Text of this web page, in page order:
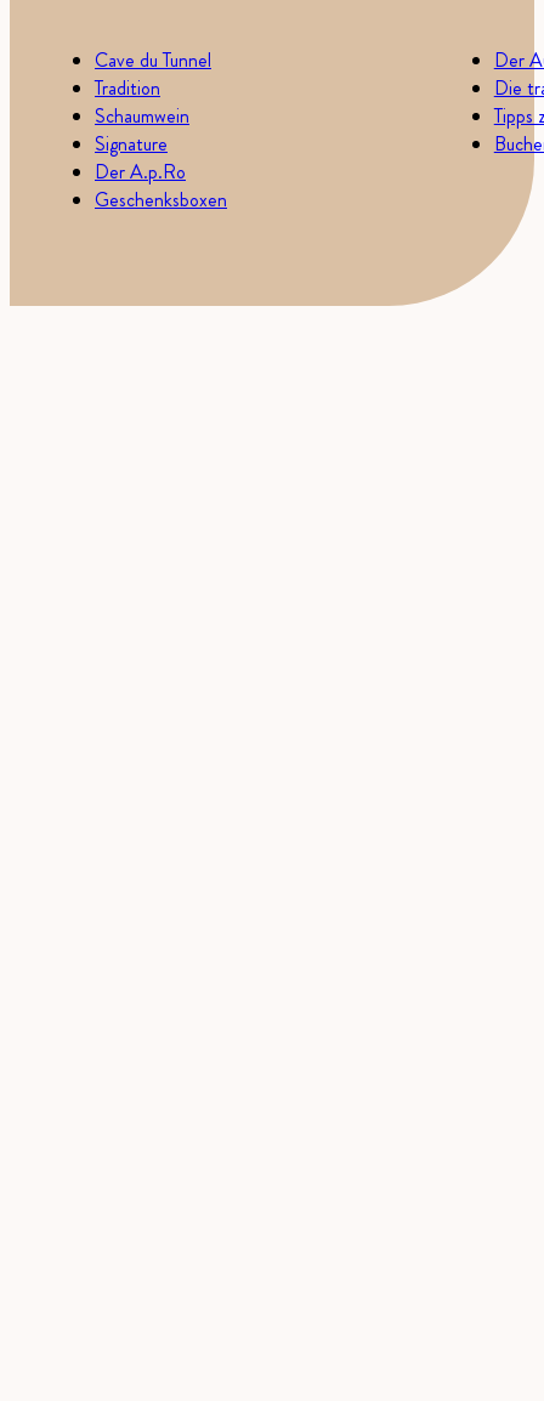
Cave du Tunnel
Tradition
Schaumwein
Signature
Der A.p.Ro
Geschenksboxen
Der
Die
Tipps